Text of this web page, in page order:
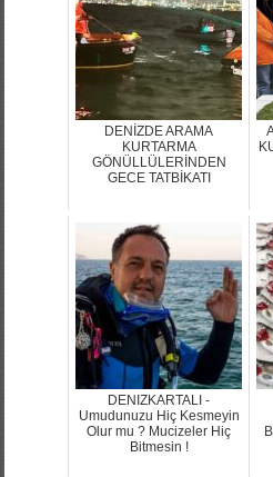
DENİZDE ARAMA
KURTARMA
GÖNÜLLÜLERİNDEN
GECE TATBİKATI
DENIZKARTALI -
Umudunuzu Hiç Kesmeyin
Olur mu ? Mucizeler Hiç
Bitmesin !